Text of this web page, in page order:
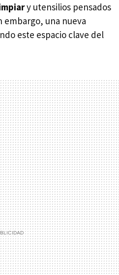
y utensilios pensados
embargo, una nueva
este espacio clave del